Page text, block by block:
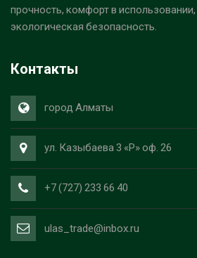
прочность, комфорт в
экологическая безопасность.
Контакты
город Алматы
ул. Казыбаева 3 «Р» оф. 26
+7 (727) 233 66 40
ulas_trade@inbox.ru